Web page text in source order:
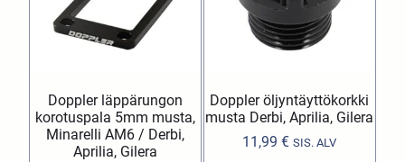
Doppler läppärungon
korotuspala 5mm musta,
Minarelli AM6 / Derbi,
Aprilia, Gilera
Doppler öljyntäyttökorkki
musta Derbi, Aprilia, Gilera
11,99€ SIS. ALV